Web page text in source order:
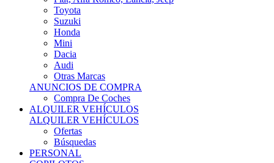
Suzuki
Honda
Mini
Dacia
Audi
Otras Marcas
ANUNCIOS DE COMPRA
Compra De Coches
ALQUILER VEHÍCULOS
ALQUILER VEHÍCULOS
Ofertas
Búsquedas
PERSONAL
COPILOTOS
Copilotos Disponibles